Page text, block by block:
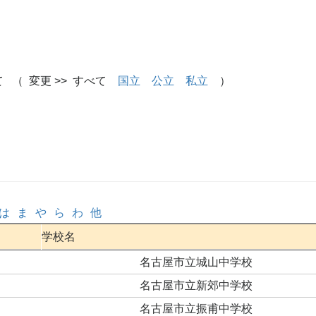
（ 変更 >> すべて 国立 公立 私立 ）
ま や ら わ 他
学校名
名古屋市立城山中学校
名古屋市立新郊中学校
名古屋市立振甫中学校